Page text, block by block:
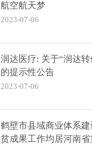
航空航天梦
2023-07-06
润达医疗: 关于“润达
的提示性公告
2023-07-06
鹤壁市县域商业体系
贫成果工作均居河南省